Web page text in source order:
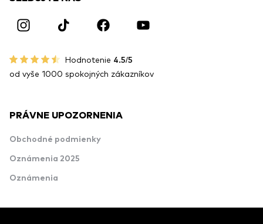
Hodnotenie 4.5/5
od vyše 1000 spokojných zákazníkov
PRÁVNE UPOZORNENIA
Obchodné podmienky
Oznámenia 2025
Oznámenia